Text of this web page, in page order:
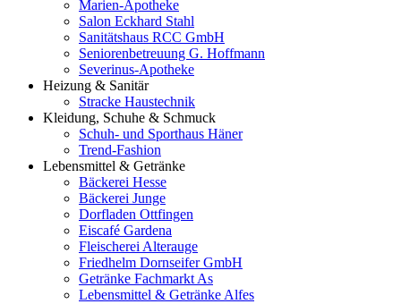
Marien-Apotheke
Salon Eckhard Stahl
Sanitätshaus RCC GmbH
Seniorenbetreuung G. Hoffmann
Severinus-Apotheke
Heizung & Sanitär
Stracke Haustechnik
Kleidung, Schuhe & Schmuck
Schuh- und Sporthaus Häner
Trend-Fashion
Lebensmittel & Getränke
Bäckerei Hesse
Bäckerei Junge
Dorfladen Ottfingen
Eiscafé Gardena
Fleischerei Alterauge
Friedhelm Dornseifer GmbH
Getränke Fachmarkt As
Lebensmittel & Getränke Alfes